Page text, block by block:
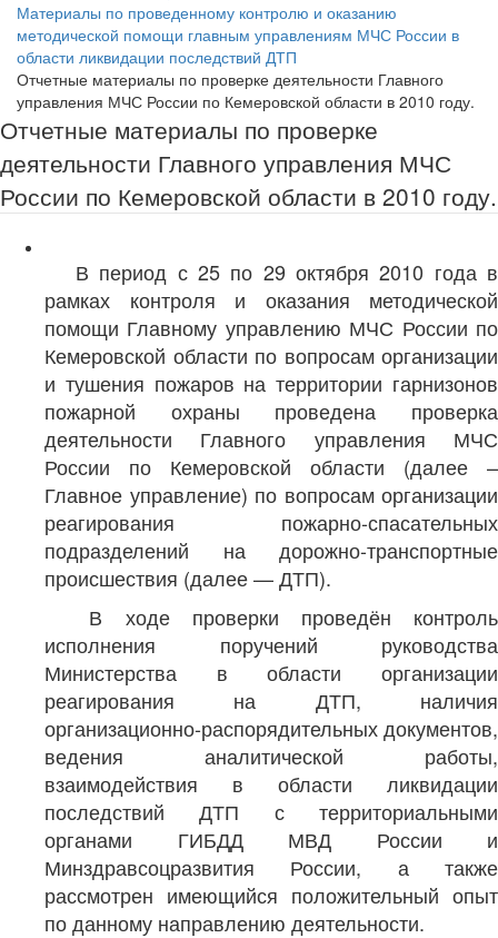
Материалы по проведенному контролю и оказанию
методической помощи главным управлениям МЧС России в
области ликвидации последствий ДТП
Отчетные материалы по проверке деятельности Главного
управления МЧС России по Кемеровской области в 2010 году.
Отчетные материалы по проверке
деятельности Главного управления МЧС
России по Кемеровской области в 2010 году.
В период с 25 по 29 октября 2010 года в
рамках контроля и оказания методической
помощи Главному управлению МЧС России по
Кемеровской области по вопросам организации
и тушения пожаров на территории гарнизонов
пожарной охраны проведена проверка
деятельности Главного управления МЧС
России по Кемеровской области (далее –
Главное управление) по вопросам организации
реагирования пожарно-спасательных
подразделений на дорожно-транспортные
происшествия (далее — ДТП).
В ходе проверки проведён контроль
исполнения поручений руководства
Министерства в области организации
реагирования на ДТП, наличия
организационно-распорядительных документов,
ведения аналитической работы,
взаимодействия в области ликвидации
последствий ДТП с территориальными
органами ГИБДД МВД России и
Минздравсоцразвития России, а также
рассмотрен имеющийся положительный опыт
по данному направлению деятельности.